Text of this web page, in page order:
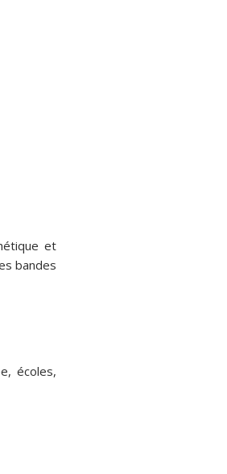
et
bandes
écoles,